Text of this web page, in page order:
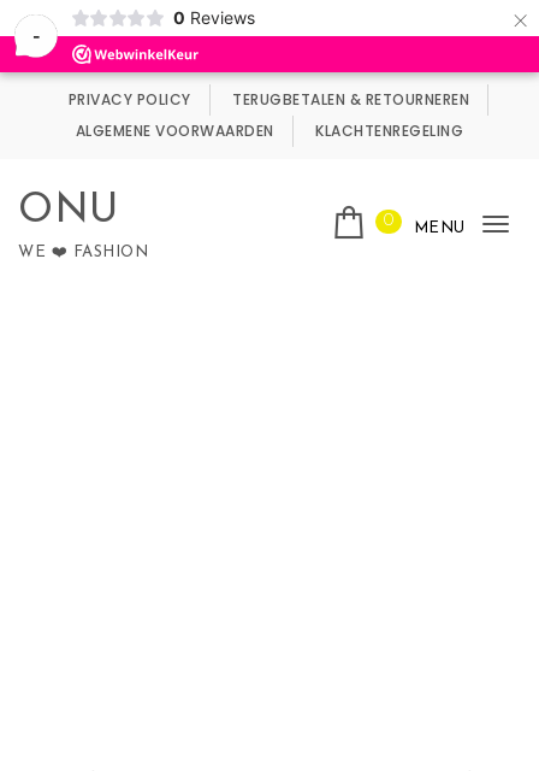
-
0 Reviews ×
Wij maken gebruik van cookies.
PRIVACY POLICY
TERUGBETALEN & RETOURNEREN
ALGEMENE VOORWAARDEN
KLACHTENREGELING
ONU
WE ❤️ FASHION
0 MENU